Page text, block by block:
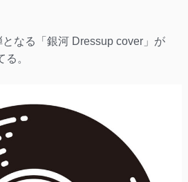
なる「銀河 Dressup cover」が
。